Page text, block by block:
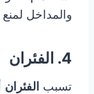
والمداخل
4. الفئران
تسبب الفئران